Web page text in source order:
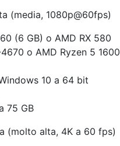
(media, 1080p@60fps)
(6 GB) o AMD RX 580
o AMD Ryzen 5 1600
10 a 64 bit
75 GB
(molto alta, 4K a 60 fps)